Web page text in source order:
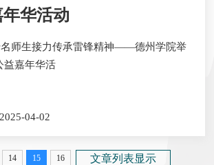
华活动
名师生接力传承雷锋精神——德州学院举
益嘉年华活
04-02
文章列表显示
14 15
16